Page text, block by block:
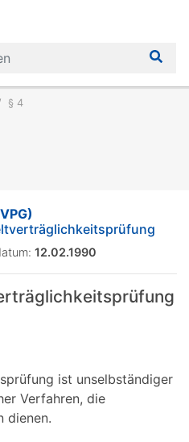
§ 4
12.02.1990
ist unselbständiger
Verfahren, die
dienen.